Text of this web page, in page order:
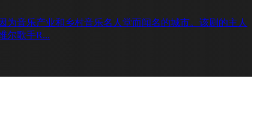
音乐产业和乡村音乐名人堂而闻名的城市。该剧的主人
尔歌手R...